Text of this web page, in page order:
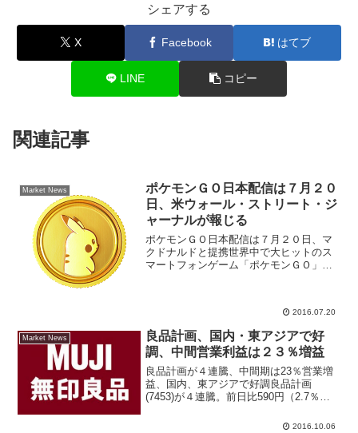
シェアする
X Facebook はてブ
LINE コピー
関連記事
Market News
ポケモンＧＯ日本配信は７月２０
日、米ウォール・ストリート・ジ
ャーナルが報じる
ポケモンＧＯ日本配信は７月２０日、マ
クドナルドと提携世界中で大ヒットのス
マートフォンゲーム「ポケモンＧＯ」が
2016.07.20
Market News
良品計画、国内・東アジアで好
調、中間営業利益は２３％増益
良品計画が４連騰、中間期は23％営業増
益、国内、東アジアで好調良品計画
(7453)が４連騰。前日比590円（2.7％）
引け後、17年２月期中間期（16年３～８
2016.10.06